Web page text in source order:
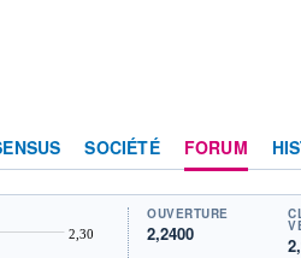
SOCIÉTÉ FORUM
2,30
OUVERTURE
2,2400